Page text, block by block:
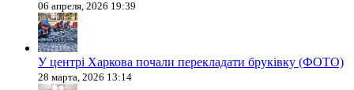
06 апреля, 2026 19:39
У центрі Харкова почали перекладати бруківку (ФОТО)
28 марта, 2026 13:14